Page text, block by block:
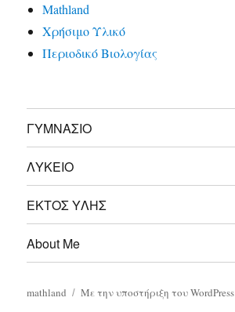
Mathland
Χρήσιμο Υλικό
Περιοδικό Βιολογίας
ΓΥΜΝΑΣΙΟ
ΛΥΚΕΙΟ
ΕΚΤΟΣ ΥΛΗΣ
About Me
mathland Με την υποστήριξη του WordPress